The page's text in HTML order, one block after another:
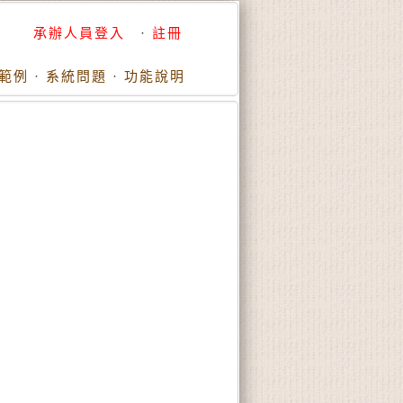
承辦人員登入 · 註冊
例 · 系統問題 · 功能說明